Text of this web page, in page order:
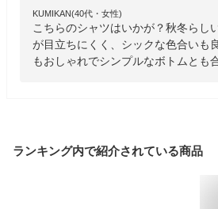
KUMIKAN(40代・女性)
こちらのシャツはいかが？秋冬らし
が目立ちにくく、シックな色合いも
もおしゃれでシンプルなボトムとも
ランキング内で紹介されている商品